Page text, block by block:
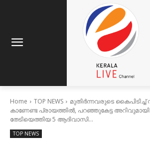
Home TOP NEWS
മുതിർന്നവരുടെ കൈപിടിച്ച്
കാണേണ്ട പ്രായത്തിൽ, പറഞ്ഞുകേട്ട അറിവുമായി
തേടിയെത്തിയ 5 ആദിവാസി...
TOP NEWS